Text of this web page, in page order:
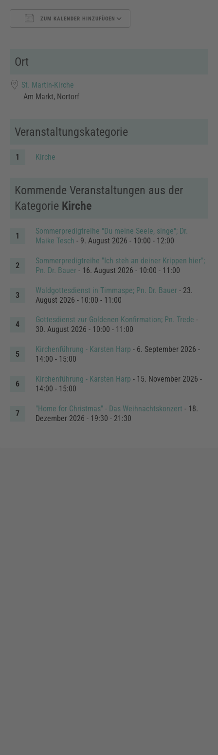
ZUM KALENDER HINZUFÜGEN
Ort
St. Martin-Kirche
Am Markt, Nortorf
Veranstaltungskategorie
Kirche
Kommende Veranstaltungen aus der
Kategorie Kirche
Sommerpredigtreihe "Du meine Seele, singe"; Dr.
Maike Tesch - 9. August 2026 - 10:00 - 12:00
Sommerpredigtreihe "Ich steh an deiner Krippen hier";
Pn. Dr. Bauer- 16. August 2026 - 10:00 - 11:00
Waldgottesdienst in Timmaspe; Pn. Dr. Bauer- 23.
August 2026 - 10:00 - 11:00
Gottesdienst zur Goldenen Konfirmation; Pn. Trede -
30. August 2026 - 10:00 - 11:00
Kirchenführung - Karsten Harp - 6. September 2026 -
14:00 - 15:00
Kirchenführung - Karsten Harp - 15. November 2026 -
14:00 - 15:00
"Home for Christmas" - Das Weihnachtskonzert - 18.
Dezember 2026 - 19:30 - 21:30